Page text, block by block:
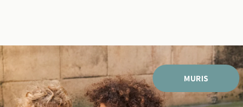
MURIS